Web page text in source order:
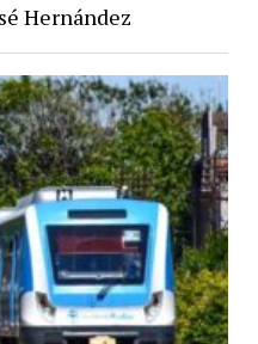
Hernández